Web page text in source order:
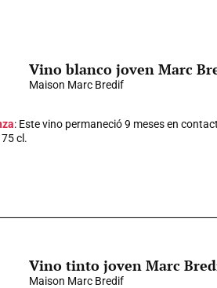
Vino blanco joven Marc
Maison Marc Bredif
: Este vino permaneció 9 meses en
75 cl.
Vino tinto joven Marc
Maison Marc Bredif